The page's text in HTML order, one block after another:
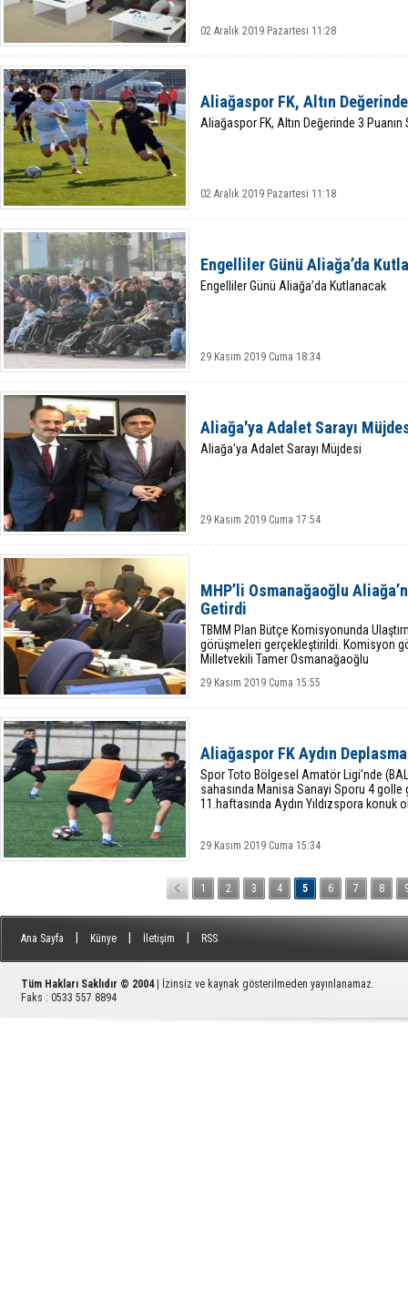
02 Aralık 2019 Pazartesi 11:28
Aliağaspor FK, Altın
Aliağaspor FK, Altın Değerinde 3 Puanın
02 Aralık 2019 Pazartesi 11:18
Engelliler Günü Aliağa’da
Engelliler Günü Aliağa’da Kutlanacak
29 Kasım 2019 Cuma 18:34
Aliağa'ya Adalet Sarayı
Aliağa'ya Adalet Sarayı Müjdesi
29 Kasım 2019 Cuma 17:54
MHP’li Osmanağaoğlu
Getirdi
TBMM Plan Bütçe Komisyonunda
görüşmeleri gerçekleştirildi. Komisyon
Milletvekili Tamer Osmanağaoğlu
29 Kasım 2019 Cuma 15:55
Aliağaspor FK Aydın
Spor Toto Bölgesel Amatör Ligi’nde
sahasında Manisa Sanayi Sporu 4
11.haftasında Aydın Yıldızspora konuk
29 Kasım 2019 Cuma 15:34
1 2 3 4 5 6 7 8
Ana Sayfa Künye İletişim RSS
Tüm Hakları Saklıdır © 2004
| İzinsiz ve kaynak gösterilmeden yayınlanamaz.
Faks : 0533 557 8894